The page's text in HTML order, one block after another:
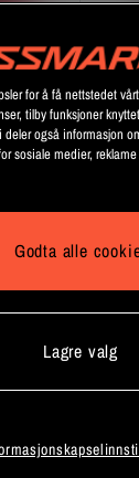
g
+ 1 variant
Liquid
for å få nettstedet
tilby funksjoner
deler også informasjon
sosiale medier,
Godta alle
Lagre valg